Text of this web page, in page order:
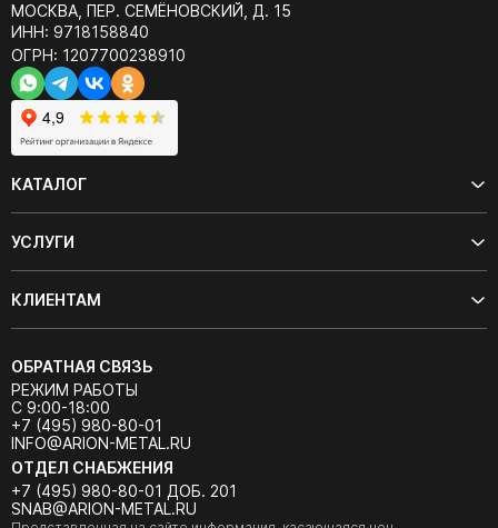
МОСКВА, ПЕР. СЕМЁНОВСКИЙ, Д. 15
ИНН: 9718158840
ОГРН: 1207700238910
КАТАЛОГ
УСЛУГИ
КЛИЕНТАМ
ОБРАТНАЯ СВЯЗЬ
РЕЖИМ РАБОТЫ
С 9:00-18:00
+7 (495) 980-80-01
INFO@ARION-METAL.RU
ОТДЕЛ СНАБЖЕНИЯ
+7 (495) 980-80-01 ДОБ. 201
SNAB@ARION-METAL.RU